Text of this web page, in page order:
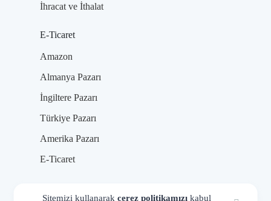
Sitemizi kullanarak çerez politikamızıkabul
İhracat ve İthalat
E-Ticaret
Amazon
Almanya Pazarı
İngiltere Pazarı
Türkiye Pazarı
Amerika Pazarı
E-Ticaret